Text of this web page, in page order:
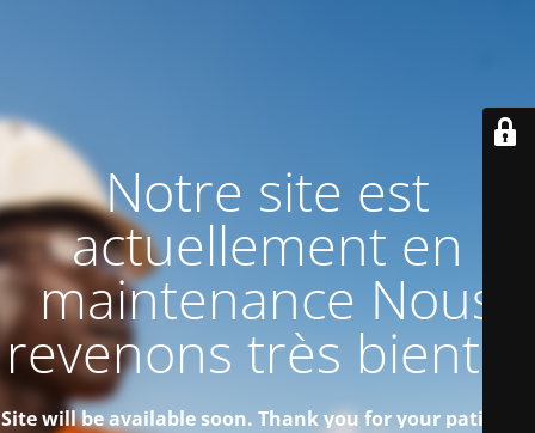
Notre site est
actuellement en
maintenance Nous
revenons très bientôt
Site will be available soon. Thank you for your patience!